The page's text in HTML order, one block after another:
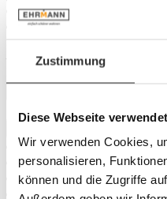
Zustimmung
Diese Webseite
Wir verwenden Cookies,
personalisieren,
können und die Zugriffe
cm